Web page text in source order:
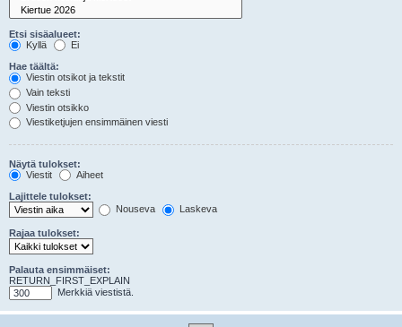
Etsi sisäalueet:
Kyllä
Ei
Hae täältä:
Viestin otsikot ja tekstit
Vain teksti
Viestin otsikko
Viestiketjujen ensimmäinen viesti
Näytä tulokset:
Viestit
Aiheet
Lajittele tulokset:
Nouseva
Laskeva
Rajaa tulokset:
Palauta ensimmäiset:
RETURN_FIRST_EXPLAIN
Merkkiä viestistä.